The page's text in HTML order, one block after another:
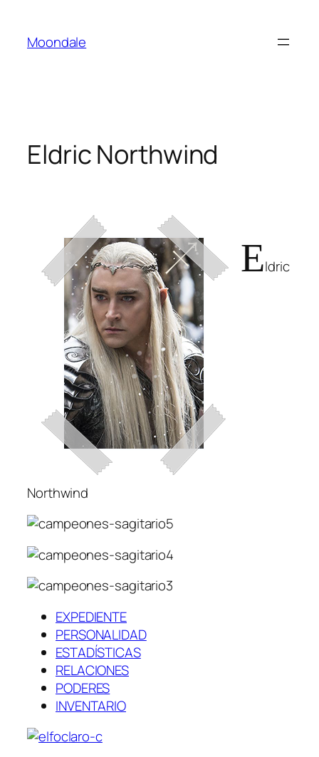
contenido
Moondale
Eldric Northwind
Eldric
Northwind
EXPEDIENTE
PERSONALIDAD
ESTADÍSTICAS
RELACIONES
PODERES
INVENTARIO